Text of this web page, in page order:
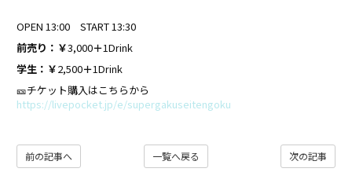
OPEN 13:00 START 13:30
前売り：￥3,000＋1Drink
学生：￥2,500＋1Drink
🎫チケット購入はこちらから
https://livepocket.jp/e/supergakuseitengoku
次の記事
一覧へ戻る
前の記事へ